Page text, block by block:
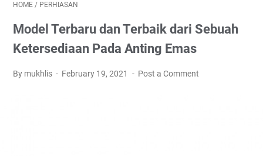
HOME / PERHIASAN
Model Terbaru dan Terbaik dari Sebuah
Ketersediaan Pada Anting Emas
By mukhlis February 19, 2021 Post a Comment